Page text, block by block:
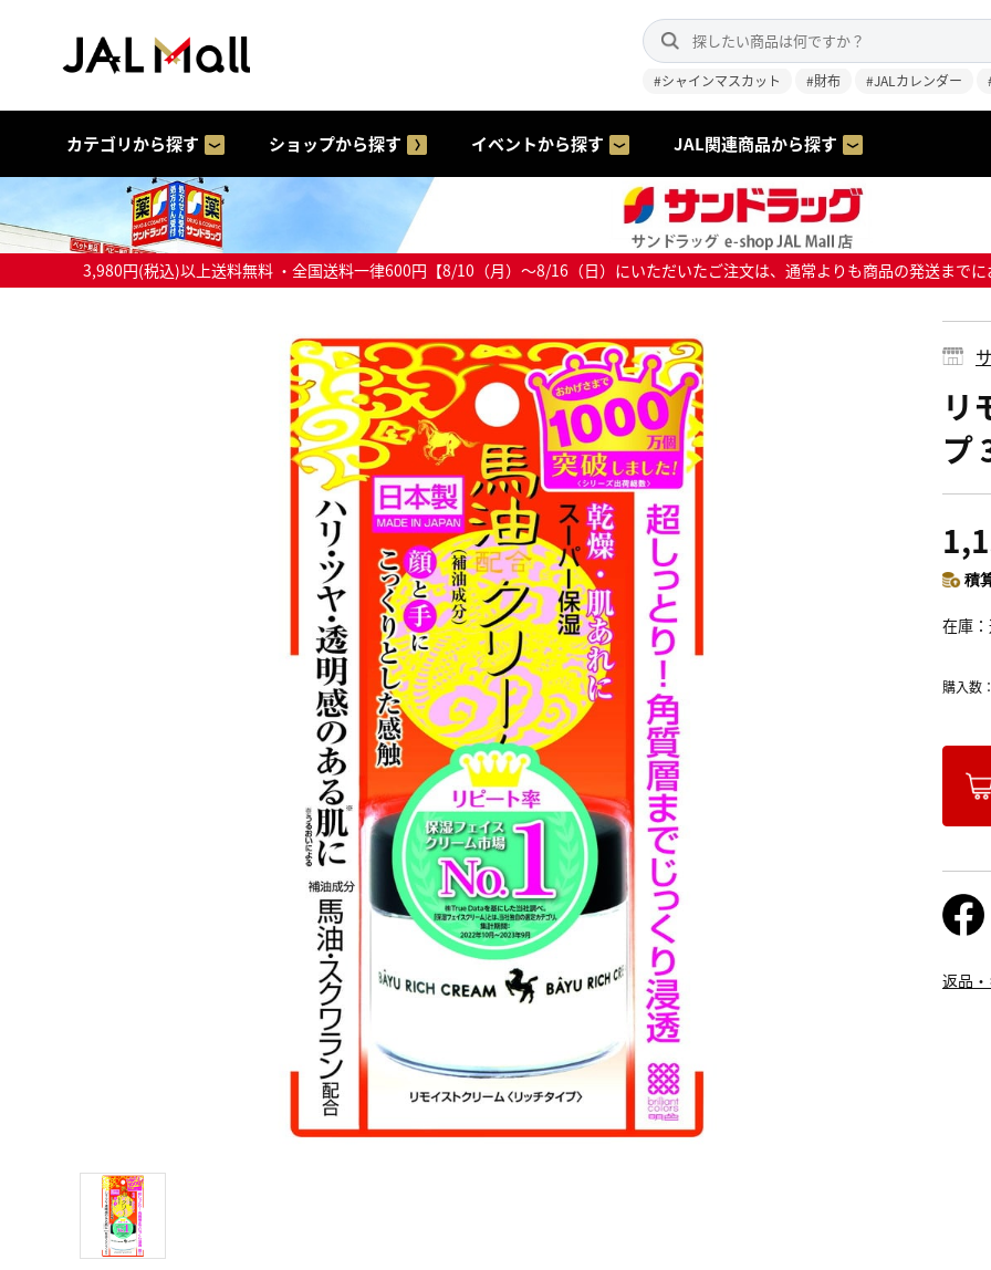
#シャインマスカット #財布 #JALカレンダー
カテゴリから探す ショップから探す イベントから探す JAL関連商品から探す
3,980円(税込)以上送料無料 ・全国送料一律600円【8/10（月）～8/16（日）にいただいたご注文は、通常よりも商品の発送まで
リ
プ
積
在庫
購入数：
返品